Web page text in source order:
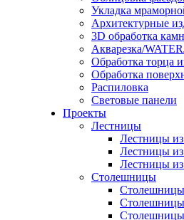
Укладка
Архитектурные
3D обработка
Акварезка/
Обработка торца
Обработка
Распиловка
Световые панели
Проекты
Лестницы
Лестницы из
Лестницы
Лестницы из
Столешницы
Столешницы
Столешницы